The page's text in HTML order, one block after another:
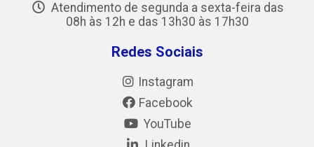
Atendimento de segunda a sexta-feira das
08h às 12h e das 13h30 às 17h30
Redes Sociais
Instagram
Facebook
YouTube